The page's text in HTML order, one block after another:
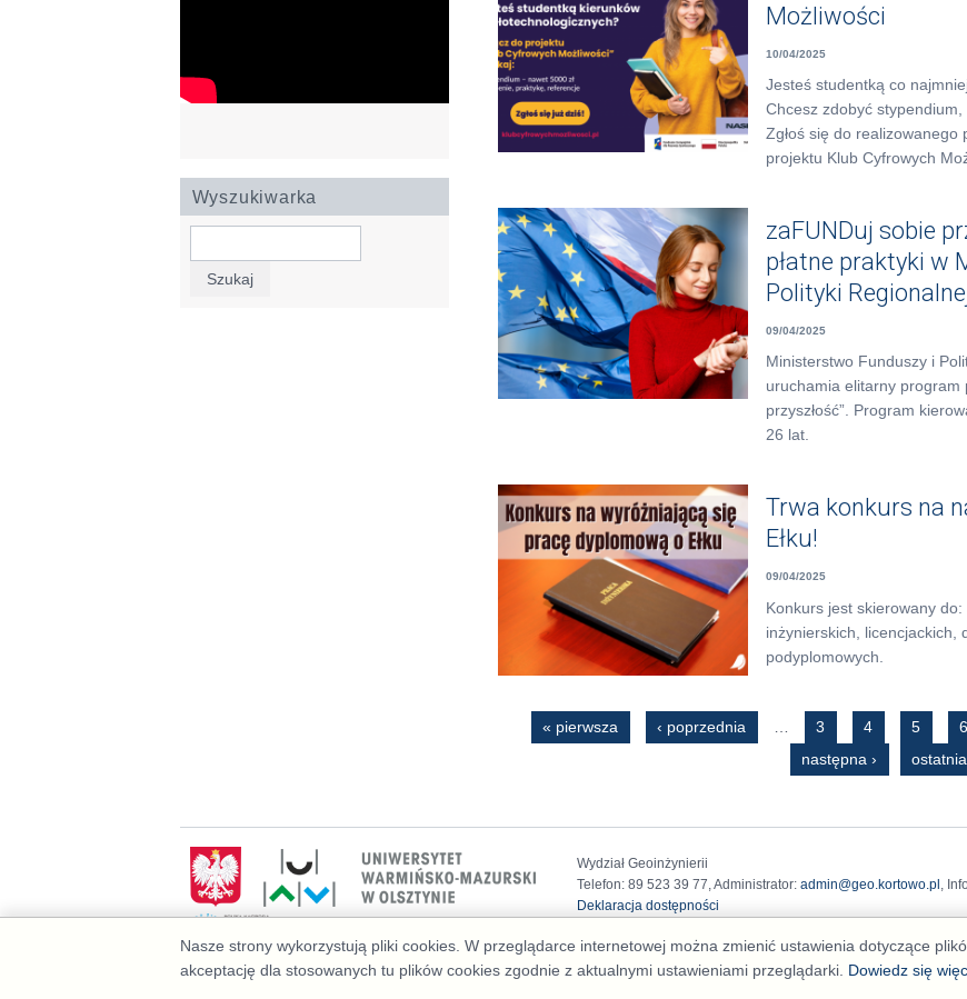
Wyszukiwarka
Możliwości
10/04/2025
Jesteś studentką co
Chcesz zdobyć
Zgłoś się do realizowanego
projektu Klub Cyfrowych
zaFUNDuj sobie
płatne praktyki w
Polityki
09/04/2025
Ministerstwo Funduszy i
uruchamia elitarny program
przyszłość”. Program
26 lat.
Trwa konkurs na
Ełku!
09/04/2025
Konkurs jest skierowany
inżynierskich, licencjackich,
podyplomowych.
Strony« pierwsza ‹ poprzednia … 3 4 5 6
następna ›
Wydział Geoinżynierii
Telefon: 89 523 39 77, Administrator: admin@geo.kortowo.pl ,
Deklaracja dostępności
Nasze strony wykorzystują pliki cookies. W przeglądarce internetowej można zmienić ustawienia dotyczące
akceptację dla stosowanych tu plików cookies zgodnie z aktualnymi ustawieniami przeglądarki. Dowiedz się